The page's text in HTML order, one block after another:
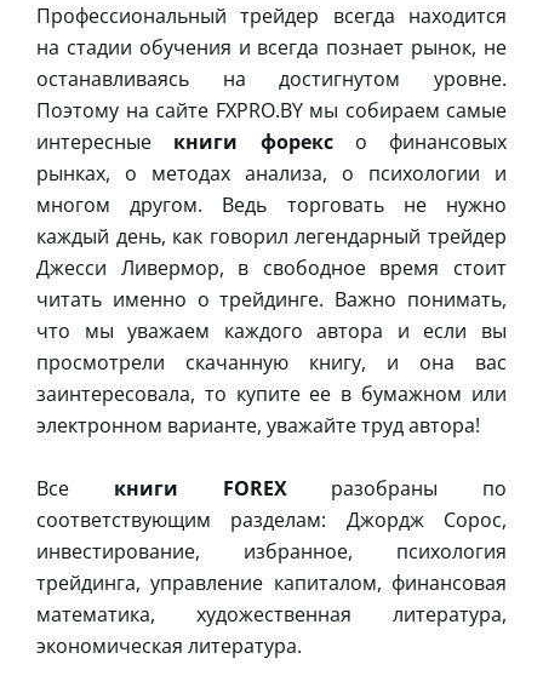
Профессиональный трейдер всегда находится
на стадии обучения и всегда познает рынок, не
останавливаясь на достигнутом уровне.
Поэтому на сайте FXPRO.BY мы собираем самые
интересные книги форексо финансовых
рынках, о методах анализа, о психологии и
многом другом. Ведь торговать не нужно
каждый день, как говорил легендарный трейдер
Джесси Ливермор, в свободное время стоит
читать именно о трейдинге. Важно понимать,
что мы уважаем каждого автора и если вы
просмотрели скачанную книгу, и она вас
заинтересовала, то купите ее в бумажном или
электронном варианте, уважайте труд автора!
Все книги FOREXразобраны по
соответствующим разделам: Джордж Сорос,
инвестирование, избранное, психология
трейдинга, управление капиталом, финансовая
математика, художественная литература,
экономическая литература.